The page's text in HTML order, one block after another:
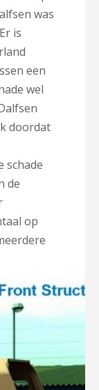
was
is
een
wel
doordat
schade
de
op